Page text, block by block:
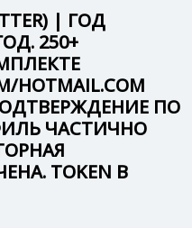
| ГОД
250+
HOTMAIL.COM
ПО
ЧАСТИЧНО
TOKEN В